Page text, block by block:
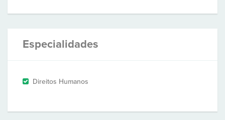
Especialidades
Direitos Humanos